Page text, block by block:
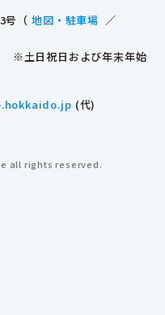
号（ 地図・駐車場 ／
※土日祝日および年末年始
(代)
all rights reserved.